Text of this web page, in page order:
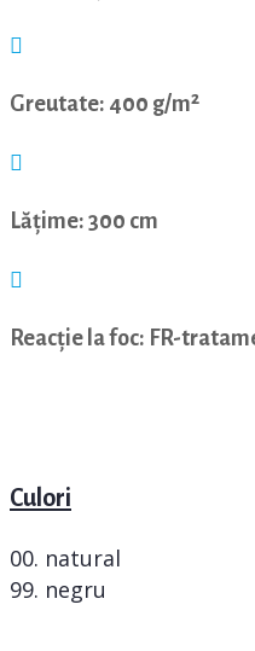
Greutate: 400 g/m²
Lățime: 300 cm
Reacție la foc: FR-
Culori
00. natural
99. negru